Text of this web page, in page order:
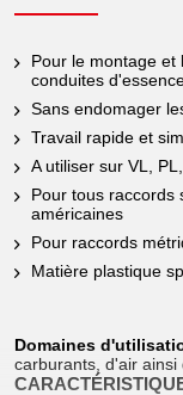
Pour le montage et
conduites
Sans endomager
Travail rapide et
A utiliser sur VL,
Pour tous raccords
américaines
Pour raccords
Matière plastique
Domaines
carburants, d'air